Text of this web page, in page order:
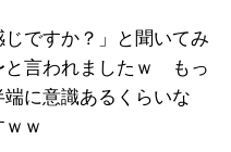
ですか？」と聞いてみ
と言われましたｗ もっ
に意識あるくらいな
ｗ